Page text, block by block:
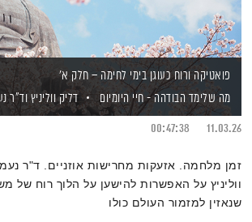
פואטיקה ורוח כעוגן בימי לחימה – חלק א'
מה שלימד הבודהה - חיי היומיום
דליק ווליניץ וד"ר
11.03.26
00:47:38
זמן מלחמה. אזעקות מחרישות אוזניים. ד"ר
ווליניץ על האפשרות להישען על הלוך רוח של
שנאזין למזמור העולם כולו